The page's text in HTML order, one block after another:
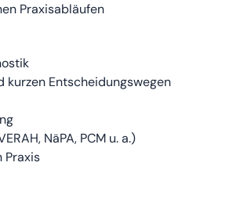
Praxisabläufen
Entscheidungswegen
NäPA, PCM u. a.)
Praxis